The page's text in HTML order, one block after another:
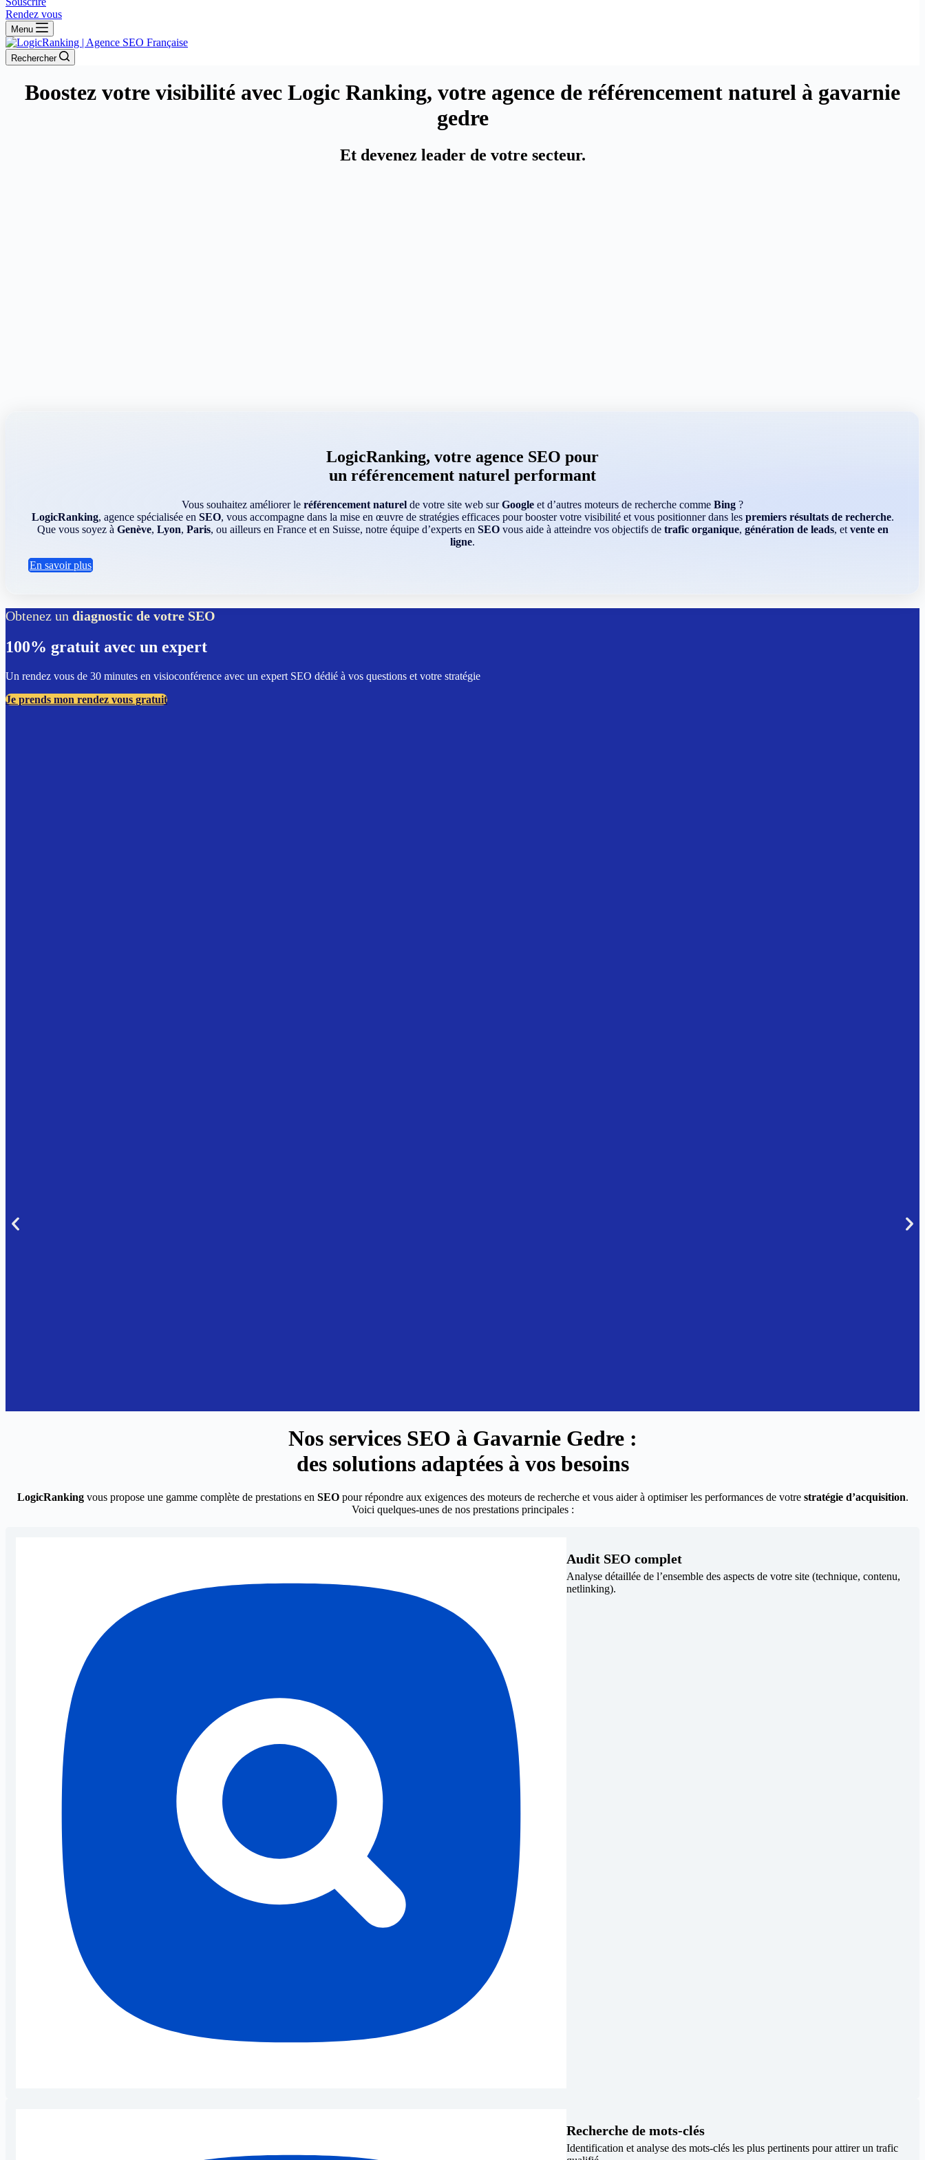
Rendez vous
Menu
Rechercher
Boostez votre visibilité avec Logic Ranking, votre agence de référencement naturel à gavarnie
gedre
Et devenez leader de votre secteur.
LogicRanking, votre agence SEO pour
un référencement naturel performant
Vous souhaitez améliorer le référencement naturel de votre site web surGoogle et d’autres moteurs de recherche comme Bing ?
LogicRanking, agence spécialisée en SEO, vous accompagne dans la mise en œuvre de stratégies efficaces pour booster votre visibilité et vous positionner dans les premiers résultats de recherche.
Que vous soyez à Genève, Lyon, Paris, ou ailleurs en France et en Suisse, notre équipe d’experts en SEOvous aide à atteindre vos objectifs de trafic organique, génération de leads, et vente en
ligne.
En savoir plus
Obtenez un diagnostic de votre SEO
100% gratuit avec un expert
Un rendez vous de 30 minutes en visioconférence avec un expert SEO dédié à vos questions et votre stratégie
Je prends mon rendez vous gratuit
Nos services SEO à Gavarnie Gedre :
des solutions adaptées à vos besoins
LogicRankingvous propose une gamme complète de prestations en SEOpour répondre aux exigences des moteurs de recherche et vous aider à optimiser les performances de votre stratégie d’acquisition.
Voici quelques-unes de nos prestations principales :
Audit SEO complet
Analyse détaillée de l’ensemble des aspects de votre site (technique, contenu,
netlinking).
Recherche de mots-clés
Identification et analyse des mots-clés les plus pertinents pour attirer un trafic